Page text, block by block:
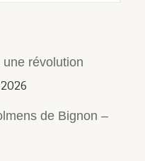
révolution
de Bignon –